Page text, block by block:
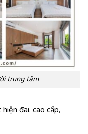
trung tâm
đai, cao cấp,